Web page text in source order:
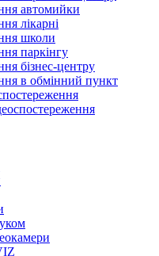
автомийки
лікарні
школи
паркінгу
бізнес-центру
в обмінний пункт